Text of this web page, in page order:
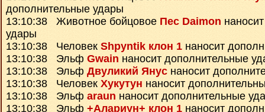
дополнительные удары
13:10:38 Животное бойцовое Пес Daimon
удары
13:10:38 Человек Shpyntik клон 1 наносит
13:10:38 Эльф Gwain наносит дополнительные
13:10:38 Эльф Двуликий Янус наносит
13:10:38 Человек Хукутун наносит
13:10:38 Эльф araun наносит дополнительные
13:10:38 Эльф +Алариун+ клон 1 наносит